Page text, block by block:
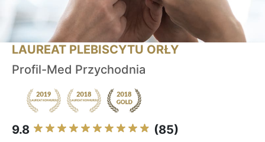
LAUREAT PLEBISCYTU ORŁY
Profil-Med Przychodnia
9.8 (85)